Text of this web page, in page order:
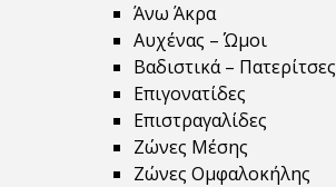
Άνω Άκρα
Αυχένας – Ώμοι
Βαδιστικά – Πατερίτσες
Επιγονατίδες
Επιστραγαλίδες
Ζώνες Μέσης
Ζώνες Ομφαλοκήλης